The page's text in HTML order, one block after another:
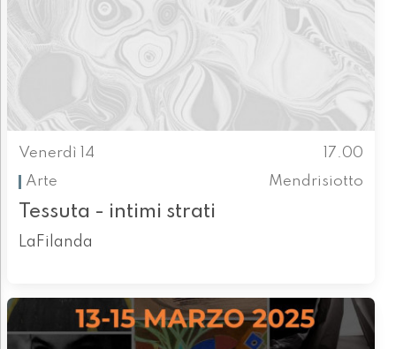
Venerdì 14
17.00
Arte
Mendrisiotto
Tessuta - intimi strati
LaFilanda